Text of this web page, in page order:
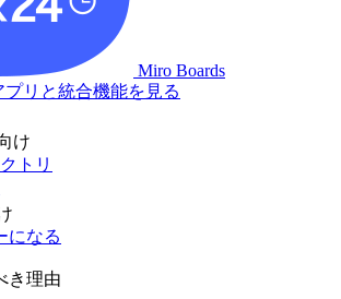
Miro Boards
プリと統合機能を見る
け
トリ
になる
き理由